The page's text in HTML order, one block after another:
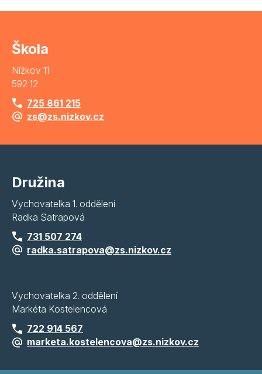
Škola
Nížkov 11
592 12
725 861 215
zs@zs.nizkov.cz
Družina
Vychovatelka 1. oddělení
Radka Satrapová
731 507 274
radka.satrapova@zs.nizkov.cz
Vychovatelka 2. oddělení
Markéta Kostelencová
722 914 567
marketa.kostelencova@zs.nizkov.cz